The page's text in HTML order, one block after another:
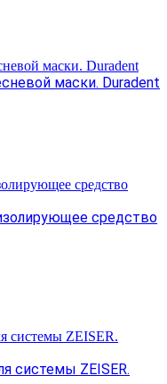
маски. Duradent
средство
системы ZEISER.